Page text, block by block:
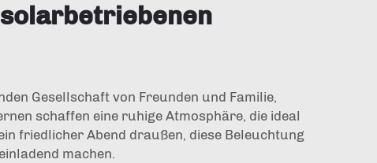
Gesellschaft von Freunden und Familie,
schaffen eine ruhige Atmosphäre, die ideal
friedlicher Abend draußen, diese Beleuchtung
machen.